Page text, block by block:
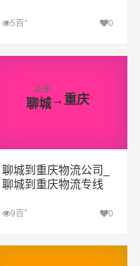
5百+ 0
查看详细
山东
聊城→ 重庆
聊城到重庆物流公司_
聊城到重庆物流专线
9百+ 0
查看详细